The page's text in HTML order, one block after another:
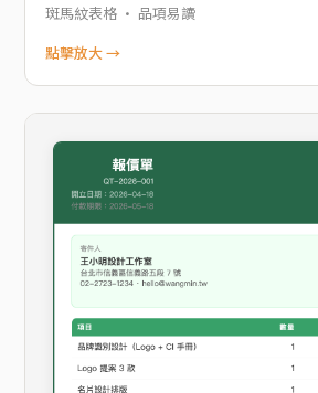
斑馬紋表格 · 品項易讀
點擊放大 →